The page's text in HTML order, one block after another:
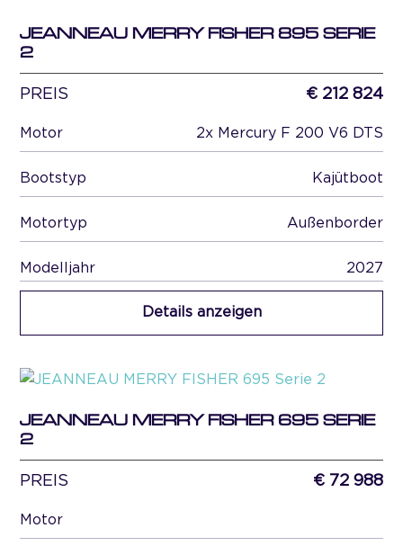
JEANNEAU MERRY FISHER 895 SERIE
2
PREIS € 212 824
Motor 2x Mercury F 200 V6 DTS
Bootstyp Kajütboot
Motortyp Außenborder
Modelljahr 2027
Details anzeigen
JEANNEAU MERRY FISHER 695 SERIE
2
PREIS € 72 988
Motor